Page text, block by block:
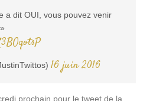
a dit OUI, vous pouvez venir
16 juin 2016
prochain pour le tweet de la